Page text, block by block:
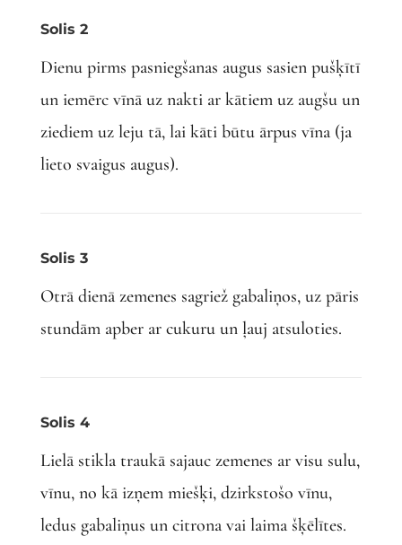
Solis 2
Dienu pirms pasniegšanas augus sasien pušķītī
un iemērc vīnā uz nakti ar kātiem uz augšu un
ziediem uz leju tā, lai kāti būtu ārpus vīna (ja
lieto svaigus augus).
Solis 3
Otrā dienā zemenes sagriež gabaliņos, uz pāris
stundām apber ar cukuru un ļauj atsuloties.
Solis 4
Lielā stikla traukā sajauc zemenes ar visu sulu,
vīnu, no kā izņem miešķi, dzirkstošo vīnu,
ledus gabaliņus un citrona vai laima šķēlītes.